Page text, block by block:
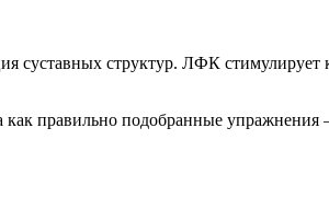
структур. ЛФК стимулирует
как правильно подобранные